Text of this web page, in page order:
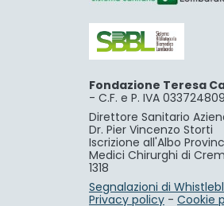
Fondazione Teresa
- C.F. e P. IVA
Direttore Sanitario
Dr. Pier Vincenzo Storti
Iscrizione all'Albo
Medici Chirurghi di
1318
Segnalazioni di
Privacy policy- Cookie